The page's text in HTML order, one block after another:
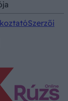
Szerzői